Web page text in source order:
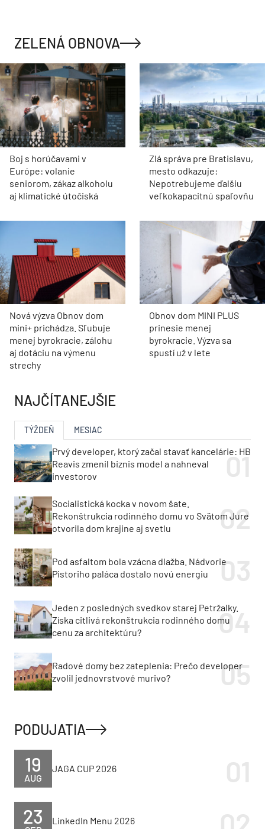
ZELENÁ OBNOVA
Boj s horúčavami v
Európe: volanie
seniorom, zákaz alkoholu
aj klimatické útočiská
Zlá správa pre Bratislavu,
mesto odkazuje:
Nepotrebujeme ďalšiu
veľkokapacitnú spaľovňu
Nová výzva Obnov dom
mini+ prichádza. Sľubuje
menej byrokracie, zálohu
aj dotáciu na výmenu
strechy
Obnov dom MINI PLUS
prinesie menej
byrokracie. Výzva sa
spustí už v lete
NAJČÍTANEJŠIE
TÝŽDEŇ MESIAC
Prvý developer, ktorý začal stavať kancelárie: HB
Reavis zmenil biznis model a nahneval
investorov
Socialistická kocka v novom šate.
Rekonštrukcia rodinného domu vo Svätom Jure
otvorila dom krajine aj svetlu
Pod asfaltom bola vzácna dlažba. Nádvorie
Pistoriho paláca dostalo novú energiu
Jeden z posledných svedkov starej Petržalky.
Získa citlivá rekonštrukcia rodinného domu
cenu za architektúru?
Radové domy bez zateplenia: Prečo developer
zvolil jednovrstvové murivo?
PODUJATIA
AUG
19 JAGA CUP 2026
23 LinkedIn Menu 2026